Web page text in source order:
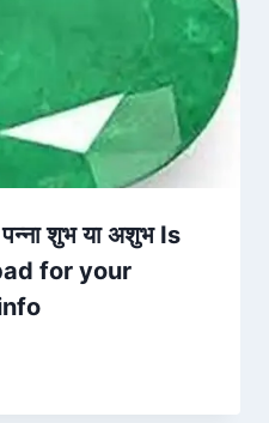
शुभ या अशुभ Is
for your